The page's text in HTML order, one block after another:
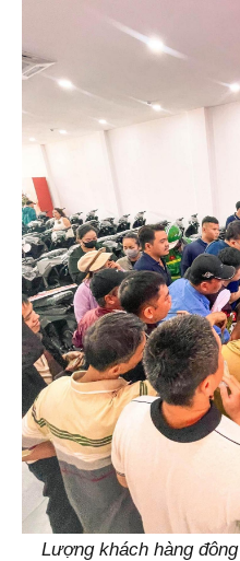
Lượng khách hàng